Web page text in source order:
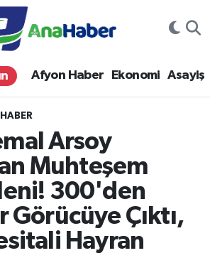
Afyon Haber Ekonomi Asayiş
Arsoy
Muhteşem
300'den
Görücüye Çıktı,
Hayran
Nöbetçi Eczaneler
Hava Durumu
Trafik Yoğunluk Haritası
Durumu ve Fikstür